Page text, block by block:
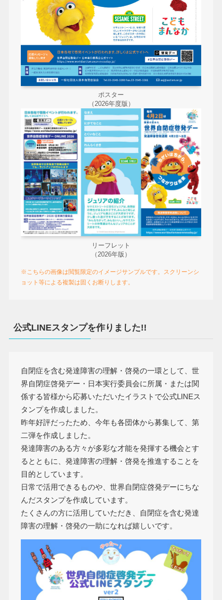
ポスター
（2026年度版）
リーフレット
（2026年版）
※こちらの画像は閲覧限定のイメージサンプルです。スクリーンシ
ョット等による複製は固くお断りします。
公式LINEスタンプを作りました!!
自閉症を含む発達障害の理解・啓発の一環として、世
界自閉症啓発デー・日本実行委員会に所属・または関
係する皆様から応募いただいたイラストで公式LINEス
タンプを作成しました。
昨年好評だったため、今年も各団体から募集して、第
二弾を作成しました。
発達障害のある方々が多彩な才能を発揮する機会とす
るとともに、発達障害の理解・啓発を推進することを
目的としています。
日常で活用できるものや、世界自閉症啓発デーにちな
んだスタンプを作成しています。
たくさんの方に活用していただき、自閉症を含む発達
障害の理解・啓発の一助になれば嬉しいです。